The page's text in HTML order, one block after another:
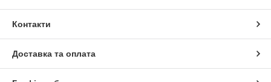
Контакти
Доставка та оплата